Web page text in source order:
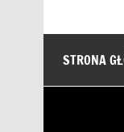
STRONA